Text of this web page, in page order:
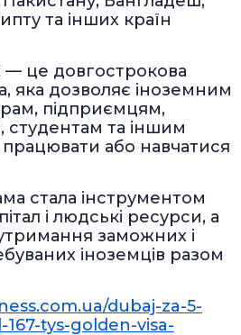
та інших країн
— це довгострокова
яка дозволяє іноземним
підприємцям,
студентам та іншим
або навчатися
стала інструментом
і людські ресурси, а
заможних і
іноземців разом
dubaj-za-5-
tys-golden-visa-